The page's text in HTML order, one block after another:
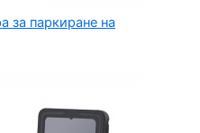
за паркиране на